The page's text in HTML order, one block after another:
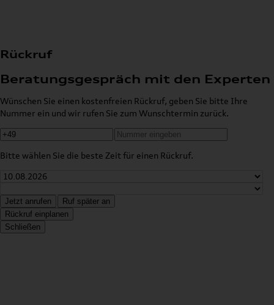
Rückruf
Beratungsgespräch mit den Experten
Wünschen Sie einen kostenfreien Rückruf, geben Sie bitte Ihre
Nummer ein und wir rufen Sie zum Wunschtermin zurück.
Bitte wählen Sie die beste Zeit für einen Rückruf.
Jetzt anrufen
Ruf später an
Rückruf einplanen
Schließen